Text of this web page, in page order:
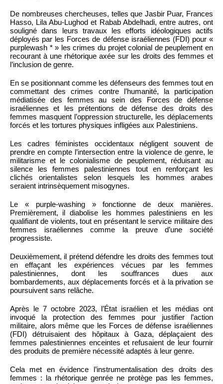
De nombreuses chercheuses, telles que Jasbir Puar, Frances
Hasso, Lila Abu-Lughod et Rabab Abdelhadi, entre autres, ont
souligné dans leurs travaux les efforts idéologiques actifs
déployés par les Forces de défense israéliennes (FDI) pour «
purplewash * » les crimes du projet colonial de peuplement en
recourant à une rhétorique axée sur les droits des femmes et
l’inclusion de genre.
En se positionnant comme les défenseurs des femmes tout en
commettant des crimes contre l’humanité, la participation
médiatisée des femmes au sein des Forces de défense
israéliennes et les prétentions de défense des droits des
femmes masquent l’oppression structurelle, les déplacements
forcés et les tortures physiques infligées aux Palestiniens.
Les cadres féministes occidentaux négligent souvent de
prendre en compte l’intersection entre la violence de genre, le
militarisme et le colonialisme de peuplement, réduisant au
silence les femmes palestiniennes tout en renforçant les
clichés orientalistes selon lesquels les hommes arabes
seraient intrinsèquement misogynes.
Le « purple-washing » fonctionne de deux manières.
Premièrement, il diabolise les hommes palestiniens en les
qualifiant de violents, tout en présentant le service militaire des
femmes israéliennes comme la preuve d’une société
progressiste.
Deuxièmement, il prétend défendre les droits des femmes tout
en effaçant les expériences vécues par les femmes
palestiniennes, dont les souffrances dues aux
bombardements, aux déplacements forcés et à la privation se
poursuivent sans relâche.
Après le 7 octobre 2023, l’État israélien et les médias ont
invoqué la protection des femmes pour justifier l’action
militaire, alors même que les Forces de défense israéliennes
(FDI) détruisaient des hôpitaux à Gaza, déplaçaient des
femmes palestiniennes enceintes et refusaient de leur fournir
des produits de première nécessité adaptés à leur genre.
Cela met en évidence l’instrumentalisation des droits des
femmes : la rhétorique genrée ne protège pas les femmes,